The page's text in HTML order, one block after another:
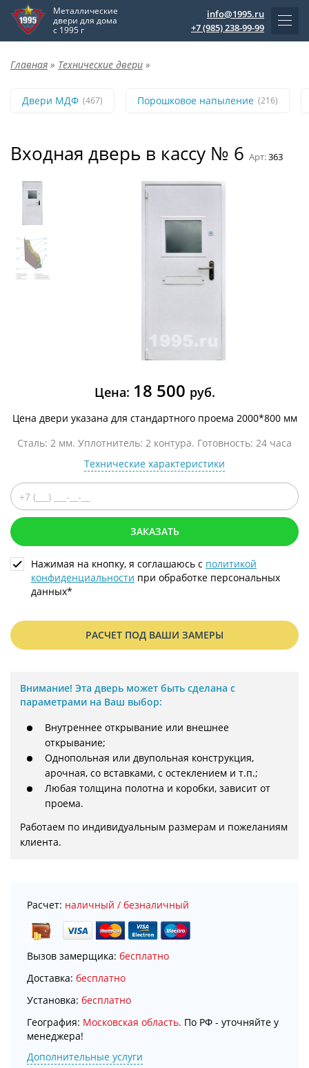
Металлические
двери для дома
с 1995 г
info@1995.ru
+7 (985) 238-99-99
Главная » Технические двери »
Двери МДФ (467) Порошковое напыление (216)
Входная дверь в кассу № 6 Арт:363
Цена: 18 500 руб.
Цена двери указана для стандартного проема 2000*800 мм
Сталь: 2 мм. Уплотнитель: 2 контура. Готовность: 24 часа
Технические характеристики
ЗАКАЗАТЬ
Нажимая на кнопку, я соглашаюсь с политикой
конфиденциальности при обработке персональных
данных*
РАСЧЕТ ПОД ВАШИ ЗАМЕРЫ
Внимание! Эта дверь может быть сделана с
параметрами на Ваш выбор:
Внутреннее открывание или внешнее
открывание;
Однопольная или двупольная конструкция,
арочная, со вставками, с остеклением и т.п.;
Любая толщина полотна и коробки, зависит от
проема.
Работаем по индивидуальным размерам и пожеланиям
клиента.
Расчет: наличный / безналичный
Вызов замерщика: бесплатно
Доставка: бесплатно
Установка: бесплатно
География: Московская область. По РФ - уточняйте у
менеджера!
Дополнительные услуги